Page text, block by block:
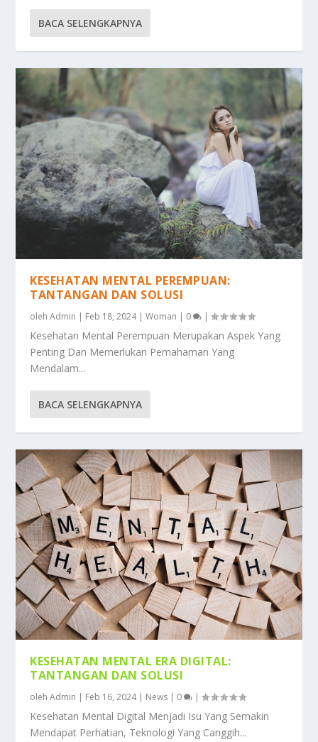
BACA SELENGKAPNYA
KESEHATAN MENTAL PEREMPUAN:
TANTANGAN DAN SOLUSI
olehAdmin | Feb 18, 2024|Woman | 0 |
Kesehatan Mental Perempuan Merupakan Aspek Yang
Penting Dan Memerlukan Pemahaman Yang
Mendalam...
BACA SELENGKAPNYA
KESEHATAN MENTAL ERA DIGITAL:
TANTANGAN DAN SOLUSI
olehAdmin | Feb 16, 2024| News | 0 |
Kesehatan Mental Digital Menjadi Isu Yang Semakin
Mendapat Perhatian, Teknologi Yang Canggih...